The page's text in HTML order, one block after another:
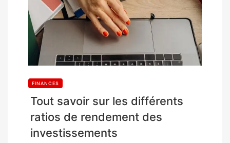
FINANCES
Tout savoir sur les différents
ratios de rendement des
investissements